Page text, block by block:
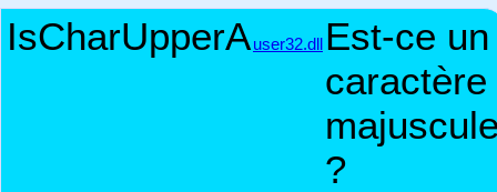
IsCharUpperAuser32.dll Est-ce un
caractère
?